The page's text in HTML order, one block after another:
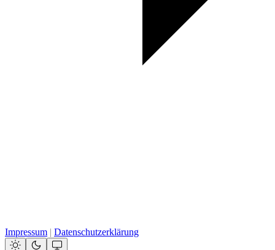
Impressum | Datenschutzerklärung